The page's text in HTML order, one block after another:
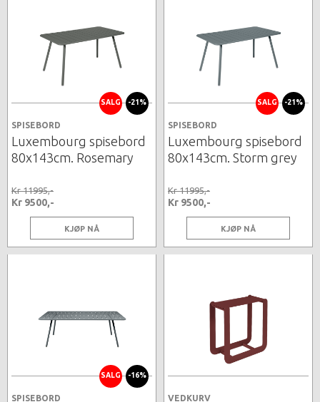
SALG -21%
SPISEBORD
Luxembourg spisebord
80x143cm. Rosemary
Kr 11995,-
Kr 9500,-
KJØP NÅ
SALG -21%
SPISEBORD
Luxembourg spisebord
80x143cm. Storm grey
Kr 11995,-
Kr 9500,-
KJØP NÅ
SALG -16%
SPISEBORD VEDKURV